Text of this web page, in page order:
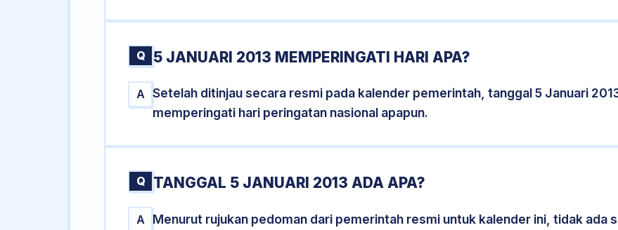
Q 5 JANUARI 2013 MEMPERINGATI HARI APA?
A Setelah ditinjau secara resmi pada kalender pemerintah, tanggal 5 Januari
memperingati hari peringatan nasional apapun.
Q TANGGAL 5 JANUARI 2013 ADA APA?
A
Menurut rujukan pedoman dari pemerintah resmi untuk kalender ini, tidak ada